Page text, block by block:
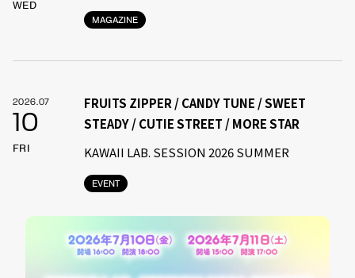
WED
MAGAZINE
2026.07
10
FRI
EVENT
FRUITS ZIPPER / CANDY TUNE / SWEET
STEADY / CUTIE STREET / MORE STAR
KAWAII LAB. SESSION 2026 SUMMER